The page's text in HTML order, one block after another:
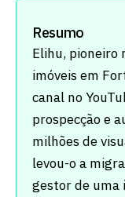
Resumo
Elihu, pioneiro
imóveis em
canal no
prospecção e
milhões de
levou-o a
gestor de uma